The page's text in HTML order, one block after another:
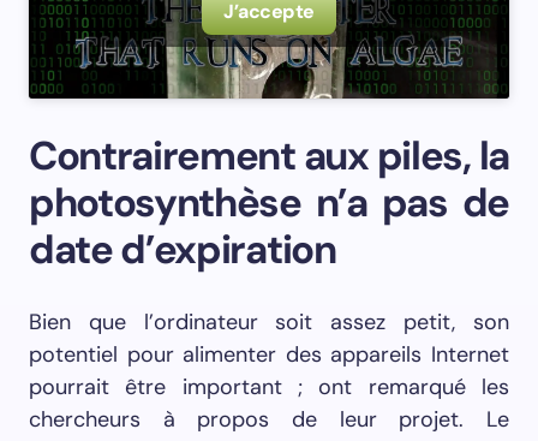
J’accepte
Contrairement aux piles, la
photosynthèse n’a pas de
date d’expiration
Bien que l’ordinateur soit assez petit, son
potentiel pour alimenter des appareils Internet
pourrait être important ; ont remarqué les
chercheurs à propos de leur projet. Le